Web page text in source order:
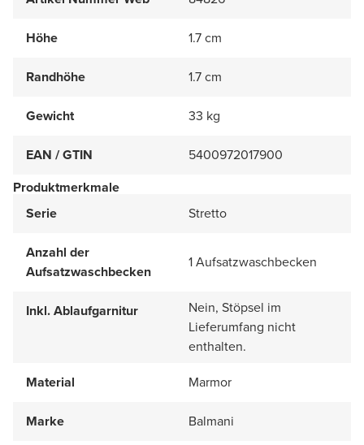
Höhe 1.7 cm
Randhöhe 1.7 cm
Gewicht 33 kg
EAN / GTIN
5400972017900
Produktmerkmale
Serie
Stretto
Anzahl der
Aufsatzwaschbecken
1 Aufsatzwaschbecken
Inkl. Ablaufgarnitur
Nein, Stöpsel im
Lieferumfang nicht
enthalten.
Material
Marmor
Marke Balmani